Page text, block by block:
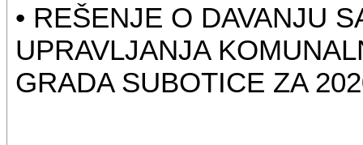
• REŠENJE O DAVANJU
UPRAVLJANJA
GRADA SUBOTICE ZA